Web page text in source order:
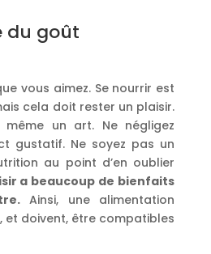
du goût
vous aimez. Se nourrir est
cela doit rester un plaisir.
même un art. Ne négligez
gustatif. Ne soyez pas un
au point d’en oublier
a beaucoup de bienfaits
Ainsi, une alimentation
et doivent, être compatibles